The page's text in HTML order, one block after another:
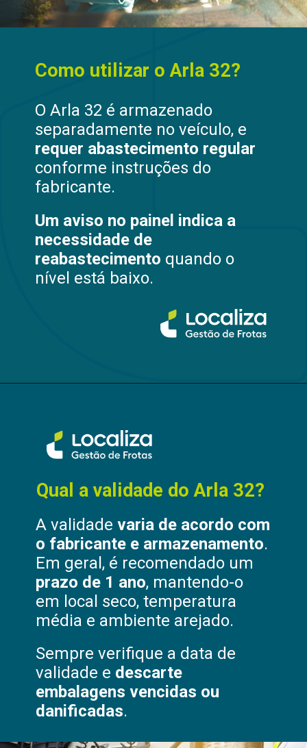
Como utilizar o Arla 32?
O Arla 32 é armazenado
separadamente no veículo, e
requer abastecimento regular
conforme instruções do
fabricante.
Um aviso no painel indica a
necessidade de
reabastecimento quando o
nível está baixo.
A validadevaria de acordo com
o fabricante e armazenamento.
Em geral, é recomendado um
prazo de 1 ano, mantendo-o
em local seco, temperatura
média e ambiente arejado.
Qual a validade do Arla 32?
Sempre verifique a data de
validade e descarte
embalagens vencidas ou
danificadas.